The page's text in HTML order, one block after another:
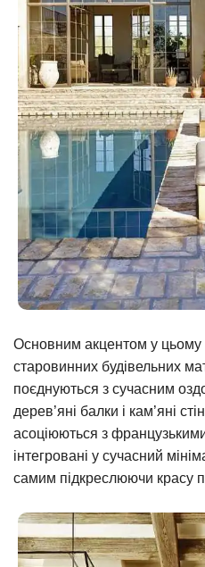
Основним акцентом у цьому
старовинних будівельних
поєднуються з сучасним
дерев’яні балки і кам’яні
асоціюються з
інтегровані у сучасний
самим підкреслюючи красу